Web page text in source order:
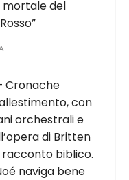
mortale del
Cronache
con
orchestrali e
di Britten
biblico.
naviga bene